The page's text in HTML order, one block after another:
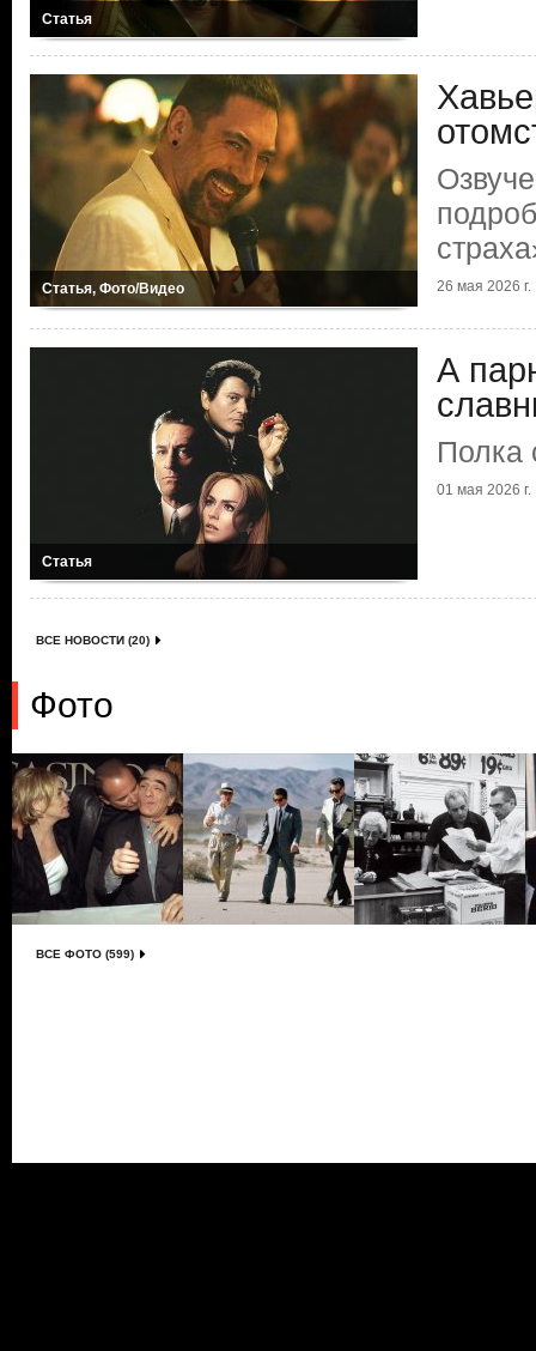
Статья
Статья, Фото/Видео 26 мая 2026 г.
Статья
А
Полка
01 мая 2026 г.
ВСЕ НОВОСТИ (20)
Фото
ВСЕ ФОТО (599)